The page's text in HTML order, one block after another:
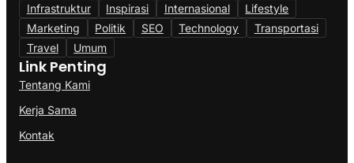
Infrastruktur
Inspirasi Internasional
Lifestyle
Marketing
Politik SEO Technology
Transportasi
Travel
Umum
Link Penting
Tentang Kami
Kerja Sama
Kontak